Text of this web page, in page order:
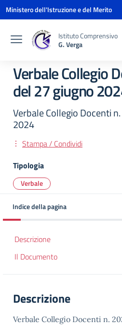
Vai ai contenuti
Vai al menu di navigazione
Vai al footer
Ministero dell'Istruzione e del Merito
Istituto Comprensivo
G. Verga
Verbale Collegio
del 27 giugno
Verbale Collegio Docenti
2024
Stampa / Condividi
Tipologia
Verbale
Indice della pagina
Descrizione
Il Documento
Descrizione
Verbale Collegio Docenti n.